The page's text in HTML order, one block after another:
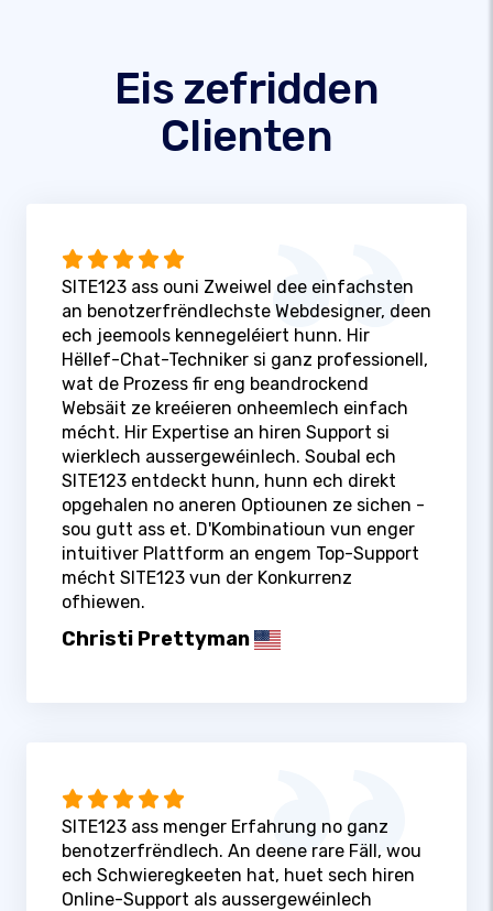
Eis zefridden
Clienten
SITE123 ass ouni Zweiwel dee einfachsten
an benotzerfrëndlechste Webdesigner, deen
ech jeemools kennegeléiert hunn. Hir
Hëllef-Chat-Techniker si ganz professionell,
wat de Prozess fir eng beandrockend
Websäit ze kreéieren onheemlech einfach
mécht. Hir Expertise an hiren Support si
wierklech aussergewéinlech. Soubal ech
SITE123 entdeckt hunn, hunn ech direkt
opgehalen no aneren Optiounen ze sichen -
sou gutt ass et. D'Kombinatioun vun enger
intuitiver Plattform an engem Top-Support
mécht SITE123 vun der Konkurrenz
ofhiewen.
Christi Prettyman
SITE123 ass menger Erfahrung no ganz
benotzerfrëndlech. An deene rare Fäll, wou
ech Schwieregkeeten hat, huet sech hiren
Online-Support als aussergewéinlech